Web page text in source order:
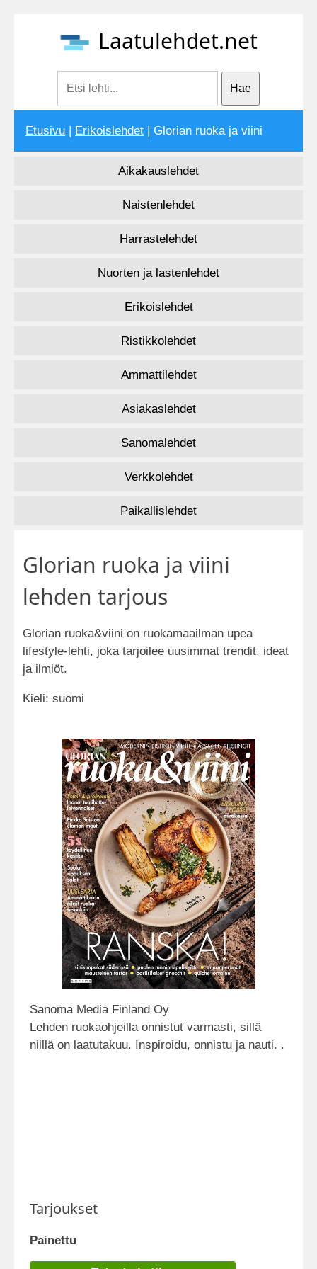
Laatulehdet.net
Etusivu Erikoislehdet | Glorian ruoka ja viini
Aikakauslehdet
Naistenlehdet
Harrastelehdet
Nuorten ja lastenlehdet
Erikoislehdet
Ristikkolehdet
Ammattilehdet
Asiakaslehdet
Sanomalehdet
Verkkolehdet
Paikallislehdet
Glorian ruoka ja viini
lehden tarjous
Glorian ruoka&viini on ruokamaailman upea
lifestyle-lehti, joka tarjoilee uusimmat trendit, ideat
ja ilmiöt.
Kieli: suomi
Sanoma Media Finland Oy
Lehden ruokaohjeilla onnistut varmasti, sillä
niillä on laatutakuu. Inspiroidu, onnistu ja nauti. .
Tarjoukset
Painettu